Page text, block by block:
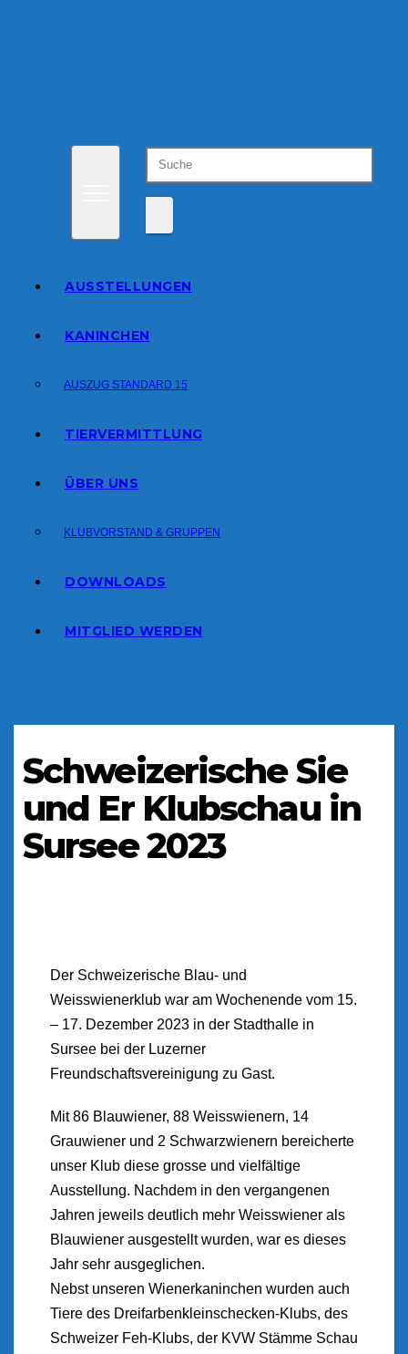
AUSSTELLUNGEN
KANINCHEN
AUSZUG STANDARD 15
TIERVERMITTLUNG
ÜBER UNS
KLUBVORSTAND & GRUPPEN
DOWNLOADS
MITGLIED WERDEN
Schweizerische Sie
und Er Klubschau in
Sursee 2023
Der Schweizerische Blau- und
Weisswienerklub war am Wochenende vom 15.
– 17. Dezember 2023 in der Stadthalle in
Sursee bei der Luzerner
Freundschaftsvereinigung zu Gast.
Mit 86 Blauwiener, 88 Weisswienern, 14
Grauwiener und 2 Schwarzwienern bereicherte
unser Klub diese grosse und vielfältige
Ausstellung. Nachdem in den vergangenen
Jahren jeweils deutlich mehr Weisswiener als
Blauwiener ausgestellt wurden, war es dieses
Jahr sehr ausgeglichen.
Nebst unseren Wienerkaninchen wurden auch
Tiere des Dreifarbenkleinschecken-Klubs, des
Schweizer Feh-Klubs, der KVW Stämme Schau